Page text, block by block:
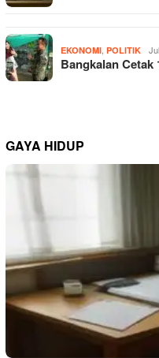
EKONOMI, POLITIK
Bangkalan
GAYA HIDUP